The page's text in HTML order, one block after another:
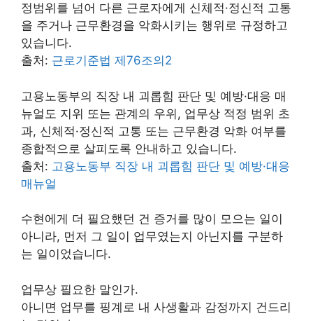
정범위를 넘어 다른 근로자에게 신체적·정신적 고통
을 주거나 근무환경을 악화시키는 행위로 규정하고
있습니다.
출처: 근로기준법 제76조의2
고용노동부의 직장 내 괴롭힘 판단 및 예방·대응 매
뉴얼도 지위 또는 관계의 우위, 업무상 적정 범위 초
과, 신체적·정신적 고통 또는 근무환경 악화 여부를
종합적으로 살피도록 안내하고 있습니다.
출처: 고용노동부 직장 내 괴롭힘 판단 및 예방·대응
매뉴얼
수현에게 더 필요했던 건 증거를 많이 모으는 일이
아니라, 먼저 그 일이 업무였는지 아닌지를 구분하
는 일이었습니다.
업무상 필요한 말인가.
아니면 업무를 핑계로 내 사생활과 감정까지 건드리